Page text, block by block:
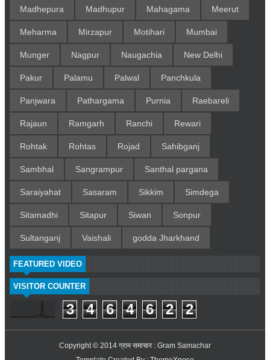
Madhepura Madhupur Mahagama Meerut
Meharma Mirzapur Motihari Mumbai
Munger Nagpur Naugachia New Delhi
Pakur Palamu Palwal Panchkula
Panjwara Pathargama Purnia Raebareli
Rajaun Ramgarh Ranchi Rewari
Rohtak Rohtas Rojad Sahibganj
Sambhal Sangrampur Santhal pargana
Saraiyahat Sasaram Sikkim Simdega
Sitamadhi Sitapur Siwan Sonpur
Sultanganj Vaishali godda Jharkhand
FEATURED VIDEO
VISITOR COUNTER
3 4 6 4 6 2 2
Copyright © 2014 ग्राम समाचार : Gram Samachar